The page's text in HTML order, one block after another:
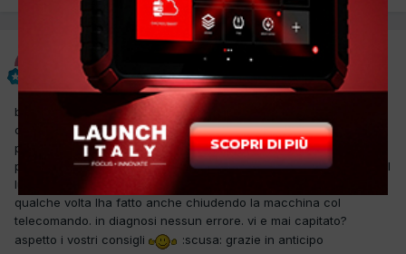
ennepi
Inviato20 Dicembre 2018
buongiorno a tutti! ho questa 407 che il cliente lamenta il fatto
che quando la macchina va in autoclose gli si apre il lunotto
posteriore questo ha il cofano diviso in due parti il lunotto e la
parte sotto tipo smart per capirci. dall interruttore sopra(quello del
lunotto) non apre lo stesso ma dal telecomando si. il difetto a me
qualche volta lha fatto anche chiudendo la macchina col
telecomando. in diagnosi nessun errore. vi e mai capitato?
aspetto i vostri consigli
:scusa: grazie in anticipo